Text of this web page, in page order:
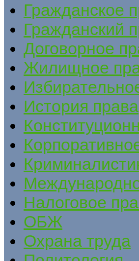
Гражданское
Гражданский
Договорное
Жилищное
История права
Налоговое
ОБЖ
Охрана труда